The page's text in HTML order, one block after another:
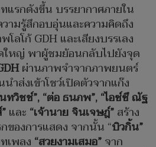
รกดังขึ้น บรรยากาศภายใน
ามรู้สึกอบอุ่นและความคิดถึง
ลโก้ GDH และเสียงบรรเลง
ใหญ่ พาผู้ชมย้อนกลับไปยังจุด
ผ่านภาพจำจากภาพยนตร์
ำส่งเข้าโชว์เปิดตัวจากแก๊ง
ทวิชช์”, “ต่อ ธนภพ”, “ไอซ์ซึ ณัฐ
”และ “เจ้านาย จินเจษฎ์”สร้าง
ของการแสดง จากนั้น “บิวกิ้น”
เพลง “สวยงามเสมอ”จาก